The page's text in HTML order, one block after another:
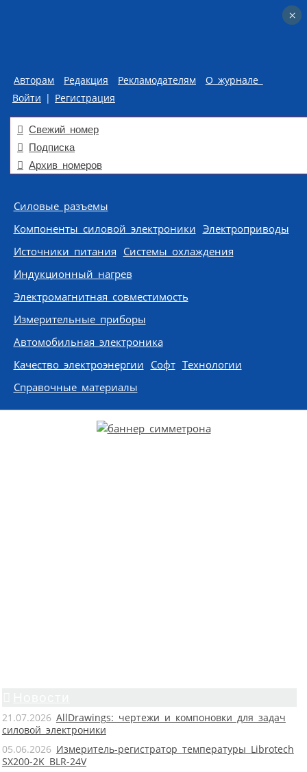
Авторам Редакция Рекламодателям
О журнале
Войти | Регистрация
Свежий номер
Подписка
Архив номеров
Skip to content
Силовые разъемы
Компоненты силовой электроники Электроприводы
Источники питания Системы охлаждения
Индукционный нагрев
Электромагнитная совместимость
Измерительные приборы
Автомобильная электроника
Качество электроэнергии Софт Технологии
Справочные материалы
21.07.2026 AllDrawings: чертежи и компоновки для задач
силовой электроники
05.06.2026 Измеритель-регистратор температуры Librotech
SX200-2K BLR-24V
×
×